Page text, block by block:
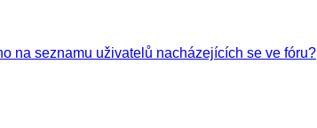
na seznamu uživatelů nacházejících se ve fóru?